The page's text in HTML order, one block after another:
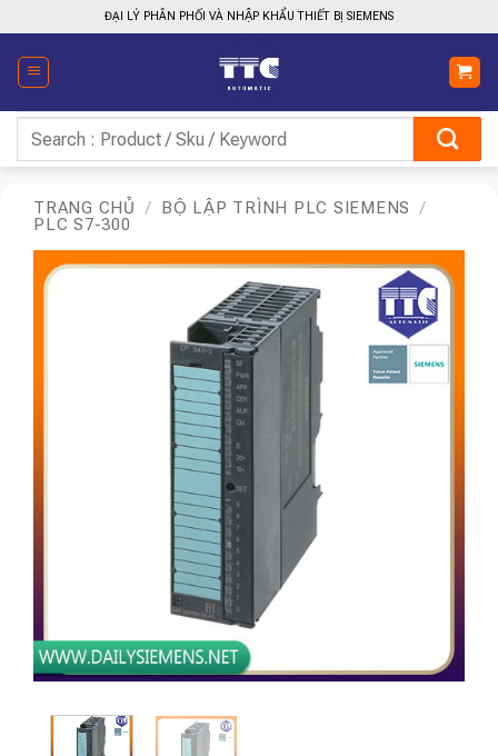
qua
nội
dung
ĐẠI LÝ PHÂN PHỐI VÀ NHẬP KHẨU THIẾT BỊ SIEMENS
kiếm:
TRANG CHỦ / BỘ LẬP TRÌNH PLC SIEMENS
/
PLC S7-300